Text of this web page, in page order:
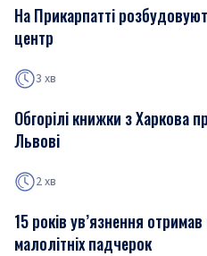
На Прикарпатті
центр
3 хв
Обгорілі книжки з Харкова
Львові
2 хв
15 років ув’язнення
малолітніх падчерок